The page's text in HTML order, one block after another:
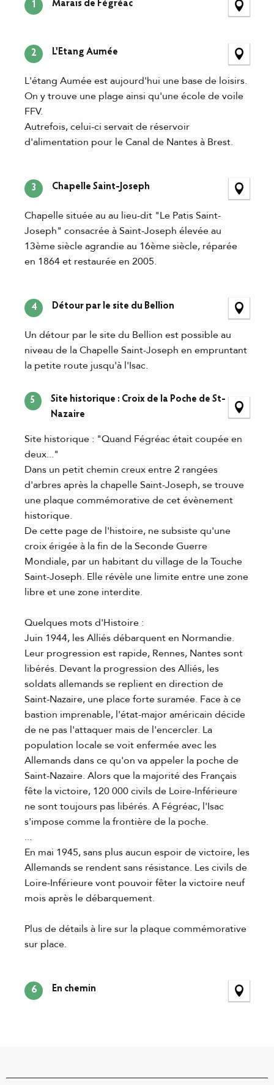
1 Marais de Fégréac
2 L'Etang Aumée
L'étang Aumée est aujourd'hui une base de loisirs.
On y trouve une plage ainsi qu'une école de voile
FFV.
Autrefois, celui-ci servait de réservoir
d'alimentation pour le Canal de Nantes à Brest.
3 Chapelle Saint-Joseph
Chapelle située au au lieu-dit "Le Patis Saint-
Joseph" consacrée à Saint-Joseph élevée au
13ème siècle agrandie au 16ème siècle, réparée
en 1864 et restaurée en 2005.
4 Détour par le site du Bellion
Un détour par le site du Bellion est possible au
niveau de la Chapelle Saint-Joseph en empruntant
la petite route jusqu'à l'Isac.
5
Site historique : Croix de la Poche de St-
Nazaire
Site historique : "Quand Fégréac était coupée en
deux..."
Dans un petit chemin creux entre 2 rangées
d'arbres après la chapelle Saint-Joseph, se trouve
une plaque commémorative de cet évènement
historique.
De cette page de l'histoire, ne subsiste qu'une
croix érigée à la fin de la Seconde Guerre
Mondiale, par un habitant du village de la Touche
Saint-Joseph. Elle révèle une limite entre une zone
libre et une zone interdite.
Quelques mots d'Histoire :
Juin 1944, les Alliés débarquent en Normandie.
Leur progression est rapide, Rennes, Nantes sont
libérés. Devant la progression des Alliés, les
soldats allemands se replient en direction de
Saint-Nazaire, une place forte suramée. Face à ce
bastion imprenable, l'état-major américain décide
de ne pas l'attaquer mais de l'encercler. La
population locale se voit enfermée avec les
Allemands dans ce qu'on va appeler la poche de
Saint-Nazaire. Alors que la majorité des Français
fête la victoire, 120 000 civils de Loire-Inférieure
ne sont toujours pas libérés. A Fégréac, l'Isac
s'impose comme la frontière de la poche.
...
En mai 1945, sans plus aucun espoir de victoire, les
Allemands se rendent sans résistance. Les civils de
Loire-Inférieure vont pouvoir fêter la victoire neuf
mois après le débarquement.
Plus de détails à lire sur la plaque commémorative
sur place.
6 En chemin